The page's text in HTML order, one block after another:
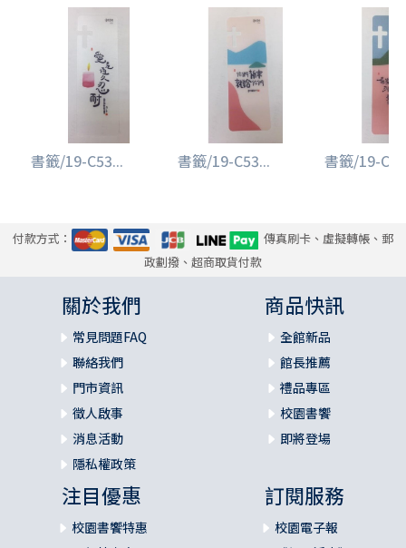
書籤/19-C53... 書籤/19-C53... 書籤/19-
付款方式：
傳真刷卡、虛擬轉帳、郵
政劃撥、超商取貨付款
關於我們
常見問題FAQ
聯絡我們
門市資訊
徵人啟事
消息活動
隱私權政策
商品快訊
全館新品
館長推薦
禮品專區
校園書饗
即將登場
注目優惠
校園書饗特惠
訂閱服務
校園電子報